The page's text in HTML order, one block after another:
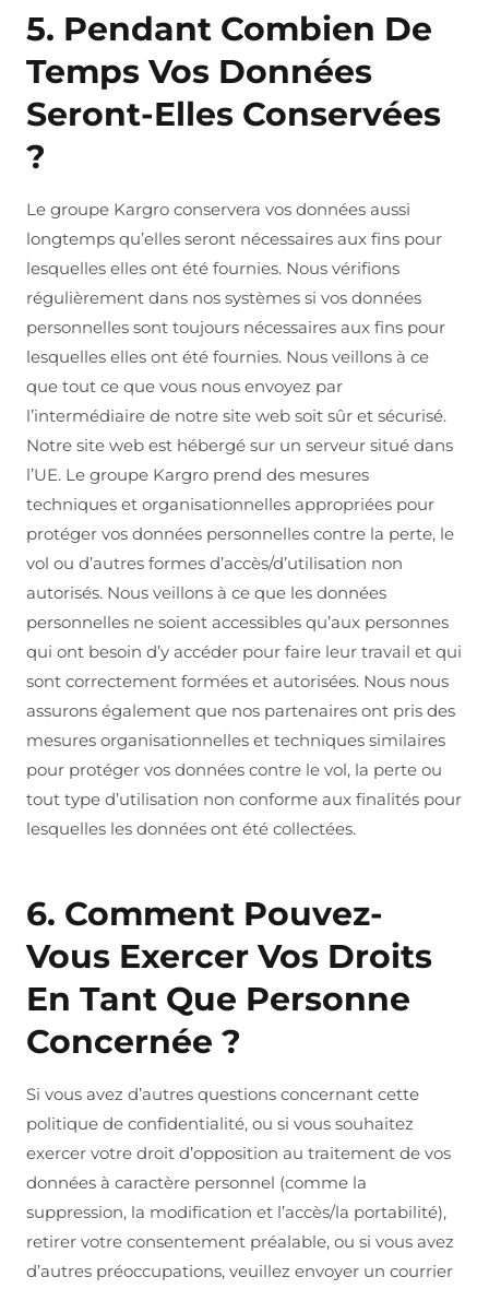
5. Pendant Combien De
Temps Vos Données
Seront-Elles Conservées
?
Le groupe Kargro conservera vos données aussi
longtemps qu’elles seront nécessaires aux fins pour
lesquelles elles ont été fournies. Nous vérifions
régulièrement dans nos systèmes si vos données
personnelles sont toujours nécessaires aux fins pour
lesquelles elles ont été fournies. Nous veillons à ce
que tout ce que vous nous envoyez par
l’intermédiaire de notre site web soit sûr et sécurisé.
Notre site web est hébergé sur un serveur situé dans
l’UE. Le groupe Kargro prend des mesures
techniques et organisationnelles appropriées pour
protéger vos données personnelles contre la perte, le
vol ou d’autres formes d’accès/d’utilisation non
autorisés. Nous veillons à ce que les données
personnelles ne soient accessibles qu’aux personnes
qui ont besoin d’y accéder pour faire leur travail et qui
sont correctement formées et autorisées. Nous nous
assurons également que nos partenaires ont pris des
mesures organisationnelles et techniques similaires
pour protéger vos données contre le vol, la perte ou
tout type d’utilisation non conforme aux finalités pour
lesquelles les données ont été collectées.
6. Comment Pouvez-
Vous Exercer Vos Droits
En Tant Que Personne
Concernée ?
Si vous avez d’autres questions concernant cette
politique de confidentialité, ou si vous souhaitez
exercer votre droit d’opposition au traitement de vos
données à caractère personnel (comme la
suppression, la modification et l’accès/la portabilité),
retirer votre consentement préalable, ou si vous avez
d’autres préoccupations, veuillez envoyer un courrier